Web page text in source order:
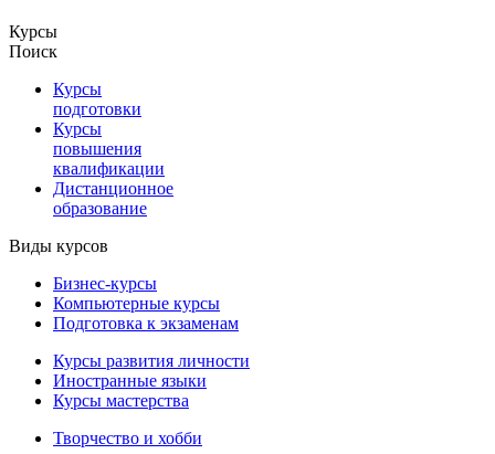
Курсы
Поиск
Курсы
подготовки
Курсы
повышения
квалификации
Дистанционное
образование
Виды курсов
Бизнес-курсы
Компьютерные курсы
Подготовка к экзаменам
Курсы развития личности
Иностранные языки
Курсы мастерства
Творчество и хобби